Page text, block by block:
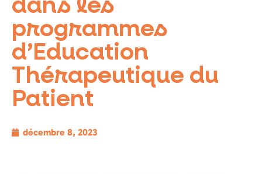
programmes
d’Education
Thérapeutique du
Patient
décembre 8, 2023